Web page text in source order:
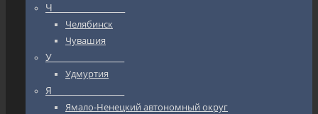
Ч_________________
Челябинск
Чувашия
У_________________
Удмуртия
Я_________________
Ямало-Ненецкий автономный округ